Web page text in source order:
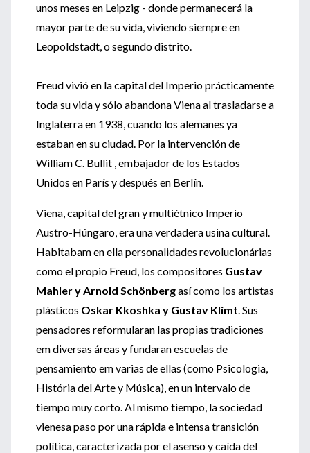
unos meses en Leipzig - donde permanecerá la
mayor parte de su vida, viviendo siempre en
Leopoldstadt, o segundo distrito.
Freud vivió en la capital del Imperio prácticamente
toda su vida y sólo abandona Viena al trasladarse a
Inglaterra en 1938, cuando los alemanes ya
estaban en su ciudad. Por la intervención de
William C. Bullit , embajador de los Estados
Unidos en París y después en Berlín.
Viena, capital del gran y multiétnico Imperio
Austro-Húngaro, era una verdadera usina cultural.
Habitabam en ella personalidades revolucionárias
como el propio Freud, los compositores Gustav
Mahler y Arnold Schönbergasí como los artistas
plásticos Oskar Kkoshka y Gustav Klimt. Sus
pensadores reformularan las propias tradiciones
em diversas áreas y fundaran escuelas de
pensamiento em varias de ellas (como Psicologia,
História del Arte y Música), en un intervalo de
tiempo muy corto. Al mismo tiempo, la sociedad
vienesa paso por una rápida e intensa transición
política, caracterizada por el asenso y caída del